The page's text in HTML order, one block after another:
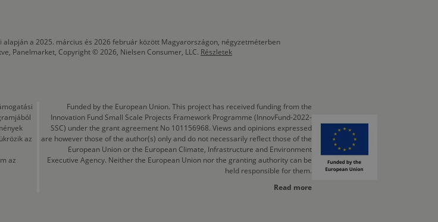
alapján a 2025. március és 2026 február között Magyarországon, négyzetméterben
Panelmarket, Copyright © 2026, Nielsen Consumer, LLC. Részletek
az
az
Funded by the European Union. This project has received funding from the
Innovation Fund Small Scale Projects Framework Programme (InnovFund-2022-
SSC) under the grant agreement No 101156968. Views and opinions expressed
are however those of the author(s) only and do not necessarily reflect those of the
European Union or the European Climate, Infrastructure and Environment
Executive Agency. Neither the European Union nor the granting authority can be
held responsible for them.
Read more